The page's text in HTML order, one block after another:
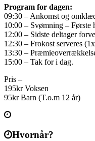
Program for dagen:
09:30 – Ankomst og
10:00 – Svømning – Første
12:00 – Sidste deltager
12:30 – Frokost serveres
13:30 –
15:00 – Tak for i dag.
Pris –
195kr Voksen
95kr Barn (T.o.m 12 år)
Hvornår?